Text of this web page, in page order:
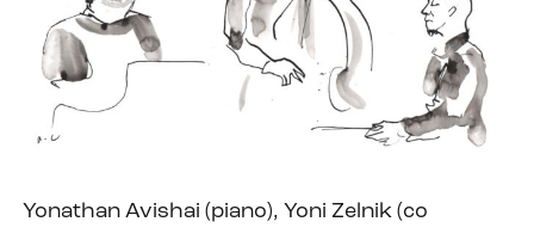
Yonathan Avishai (piano), Yoni Zelnik (co